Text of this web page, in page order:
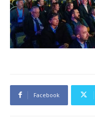
Facebook